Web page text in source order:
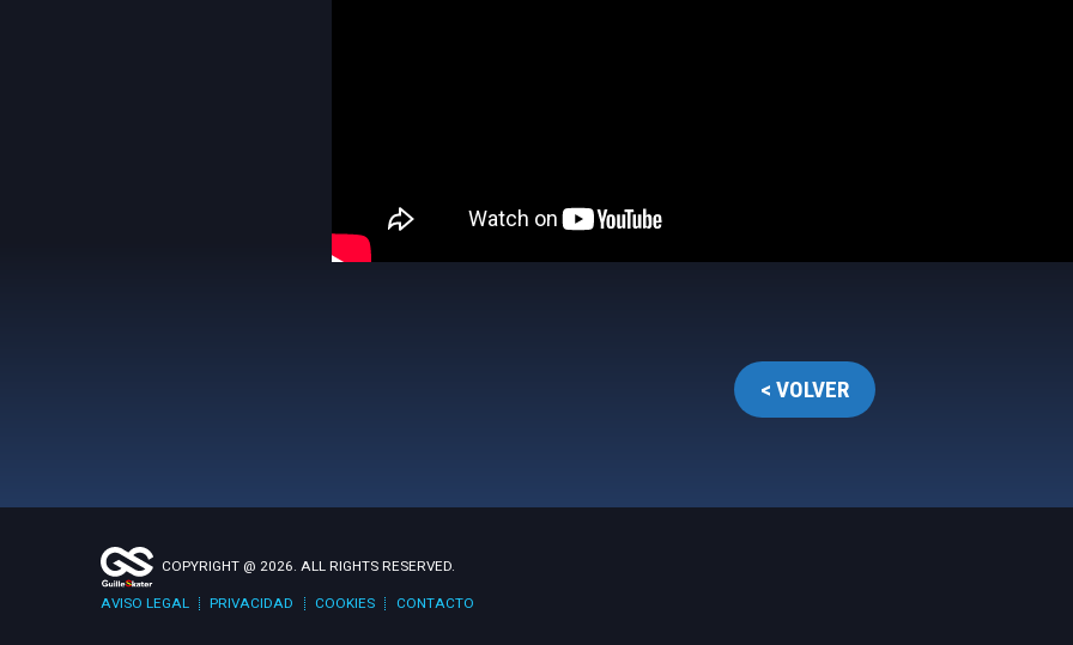
< VOLVER
COPYRIGHT @ 2026. ALL RIGHTS RESERVED.
AVISO LEGAL PRIVACIDAD COOKIES CONTACTO